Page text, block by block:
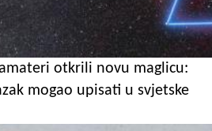
otkrili novu maglicu:
mogao upisati u svjetske